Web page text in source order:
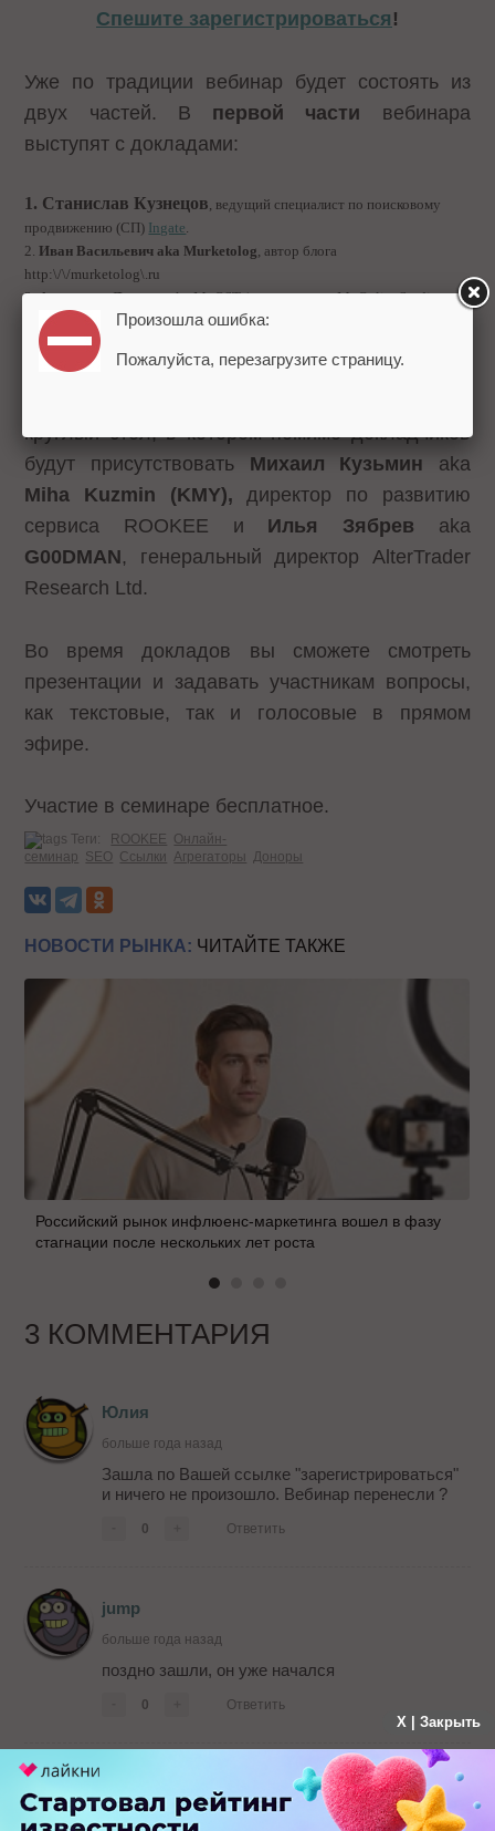
Спешите зарегистрироваться !
Уже по традиции вебинар будет состоять из
двух частей. В первой части вебинара
выступят с докладами:
1. Станислав Кузнецов , ведущий специалист по поисковому
продвижению (СП) Ingate
2. Иван Васильевич aka Murketolog , автор блога
http:\/\/murketolog\.ru
3.Александр Люстик, aka MyOST (руководитель MyOnlineStudio,
ведущий ресурса SEOM.info)
4.Денис Макаров
круглый стол, в котором помимо докладчиков
будут присутствовать Михаил Кузьмин aka
Miha Kuzmin (KMY), директор по развитию
сервиса ROOKEE и Илья Зябрев aka
G00DMAN, генеральный директор AlterTrader
Research Ltd.
Во время докладов вы сможете смотреть
презентации и задавать участникам вопросы,
как текстовые, так и голосовые в прямом
эфире.
Участие в семинаре бесплатное.
Теги: ROOKEE Онлайн-
семинар SEO Ссылки Агрегаторы Доноры
НОВОСТИ РЫНКА: ЧИТАЙТЕ ТАКЖЕ
Российский рынок инфлюенс-маркетинга вошел в фазу
стагнации после нескольких лет роста
3 КОММЕНТАРИЯ
Юлия
больше года назад
Зашла по Вашей ссылке "зарегистрироваться"
и ничего не произошло. Вебинар перенесли ?
0 Ответить
jump
больше года назад
поздно зашли, он уже начался
0 Ответить
больше года назад
X | Закрыть
Произошла ошибка:
Пожалуйста, перезагрузите страницу.